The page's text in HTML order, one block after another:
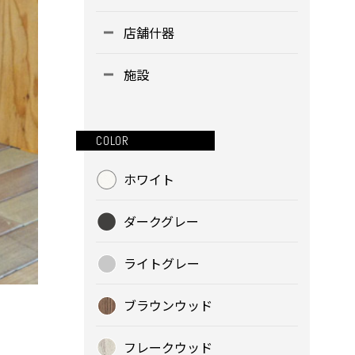
店舗什器
施設
COLOR
ホワイト
ダークグレー
ライトグレー
ブラウンウッド
フレークウッド